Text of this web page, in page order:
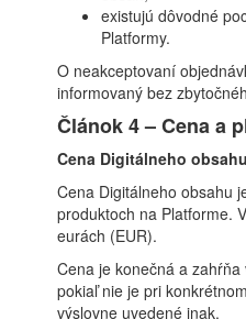
existujú dôvodné
Platformy.
O neakceptovaní
informovaný bez
Článok 4 – Cena a
Cena Digitálneho obsahu
Cena Digitálneho obsahu
produktoch na Platforme.
eurách (EUR).
Cena je konečná a
pokiaľ nie je pri
výslovne uvedené inak.